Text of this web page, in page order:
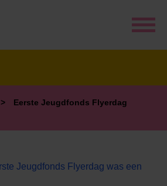
>
Eerste Jeugdfonds Flyerdag
Jeugdfonds Flyerdag was een